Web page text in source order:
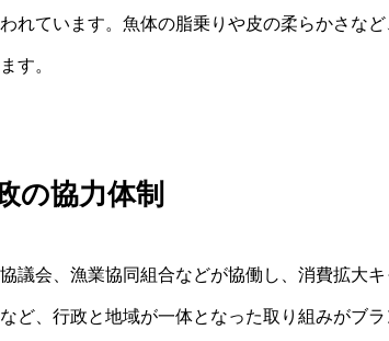
れています。魚体の脂乗りや皮の柔らかさな
す。
の協力体制
議会、漁業協同組合などが協働し、消費拡大
ど、行政と地域が一体となった取り組みがブラ